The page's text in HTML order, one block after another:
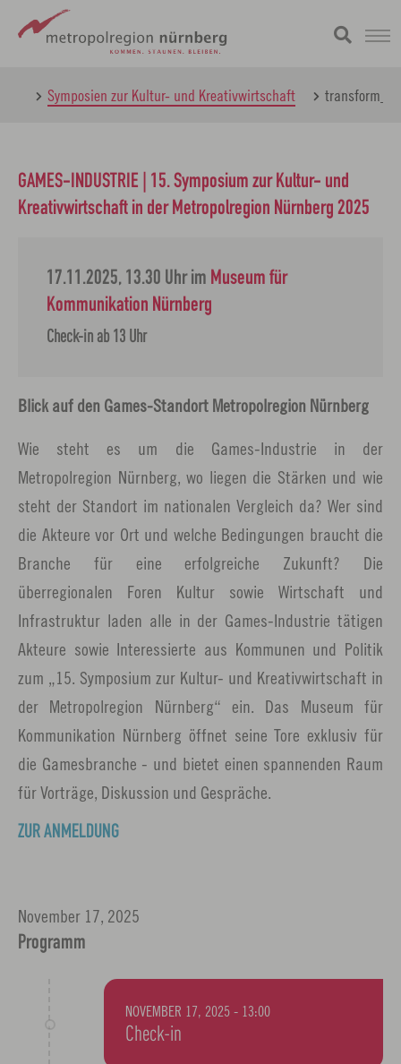
Hauptinhalt
Symposien zur Kultur- und Kreativwirtschaft
GAMES-INDUSTRIE | 15. Symposium zur Kultur- und
Kreativwirtschaft in der Metropolregion Nürnberg 2025
17.11.2025, 13.30 Uhrim Museum für
Kommunikation Nürnberg
Check-in ab 13 Uhr
Blick auf den Games-Standort Metropolregion Nürnberg
Wie steht es um die Games-Industrie in der
Metropolregion Nürnberg, wo liegen die Stärken und wie
steht der Standort im nationalen Vergleich da? Wer sind
die Akteure vor Ort und welche Bedingungen braucht die
Branche für eine erfolgreiche Zukunft? Die
überregionalen Foren Kultur sowie Wirtschaft und
Infrastruktur laden alle in der Games-Industrie tätigen
Akteure sowie Interessierte aus Kommunen und Politik
zum „15. Symposium zur Kultur- und Kreativwirtschaft in
der Metropolregion Nürnberg“ ein. Das Museum für
Kommunikation Nürnberg öffnet seine Tore exklusiv für
die Gamesbranche - und bietet einen spannenden Raum
für Vorträge, Diskussion und Gespräche.
ZUR ANMELDUNG
Programm
November 17, 2025
NOVEMBER 17, 2025 - 13:00
Check-in